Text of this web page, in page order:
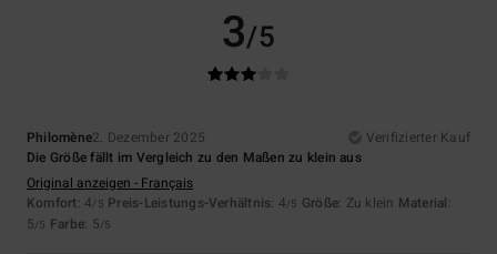
3/5
Philomène2. Dezember 2025
Verifizierter Kauf
Die Größe fällt im Vergleich zu den Maßen zu klein aus
Original anzeigen - Français
Komfort: 4/5 Preis-Leistungs-Verhältnis: 4/5 Größe: Zu klein Material:
5/5 Farbe: 5/5